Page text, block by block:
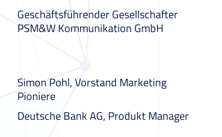
Geschäftsführender Gesellschafter
PSM&W Kommunikation GmbH
Simon Pohl, Vorstand Marketing
Pioniere
Deutsche Bank AG, Produkt Manager